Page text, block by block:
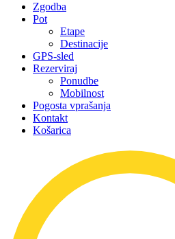
Zgodba
Pot
Etape
Destinacije
GPS-sled
Rezerviraj
Ponudbe
Mobilnost
Pogosta vprašanja
Kontakt
Košarica